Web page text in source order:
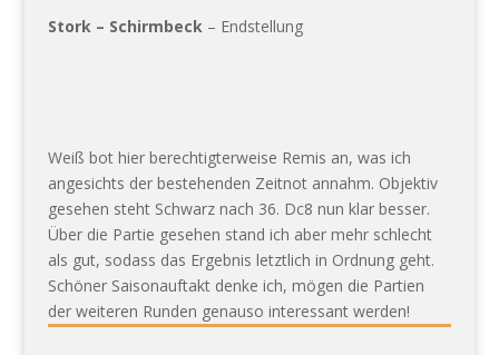
Stork – Schirmbeck– Endstellung
Weiß bot hier berechtigterweise Remis an, was ich
angesichts der bestehenden Zeitnot annahm. Objektiv
gesehen steht Schwarz nach 36. Dc8 nun klar besser.
Über die Partie gesehen stand ich aber mehr schlecht
als gut, sodass das Ergebnis letztlich in Ordnung geht.
Schöner Saisonauftakt denke ich, mögen die Partien
der weiteren Runden genauso interessant werden!